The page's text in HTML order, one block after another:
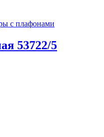
с плафонами
53722/5